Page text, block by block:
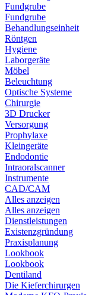
Fundgrube
Fundgrube
Behandlungseinheit
Röntgen
Hygiene
Laborgeräte
Möbel
Beleuchtung
Optische Systeme
Chirurgie
3D Drucker
Versorgung
Prophylaxe
Kleingeräte
Endodontie
Intraoralscanner
Instrumente
CAD/CAM
Alles anzeigen
Alles anzeigen
Dienstleistungen
Existenzgründung
Praxisplanung
Lookbook
Lookbook
Dentiland
Die Kieferchirurgen